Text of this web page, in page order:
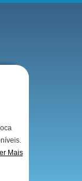
Mais